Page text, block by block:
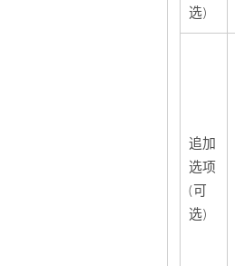
选)
追加
选项
(可
选)